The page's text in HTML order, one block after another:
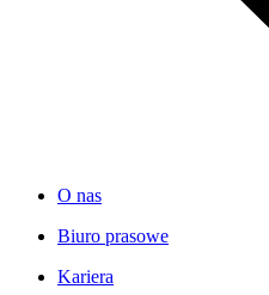
O nas
Biuro prasowe
Kariera